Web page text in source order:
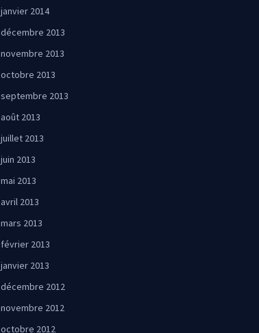
janvier 2014
décembre 2013
novembre 2013
octobre 2013
septembre 2013
août 2013
juillet 2013
juin 2013
mai 2013
avril 2013
mars 2013
février 2013
janvier 2013
décembre 2012
novembre 2012
octobre 2012